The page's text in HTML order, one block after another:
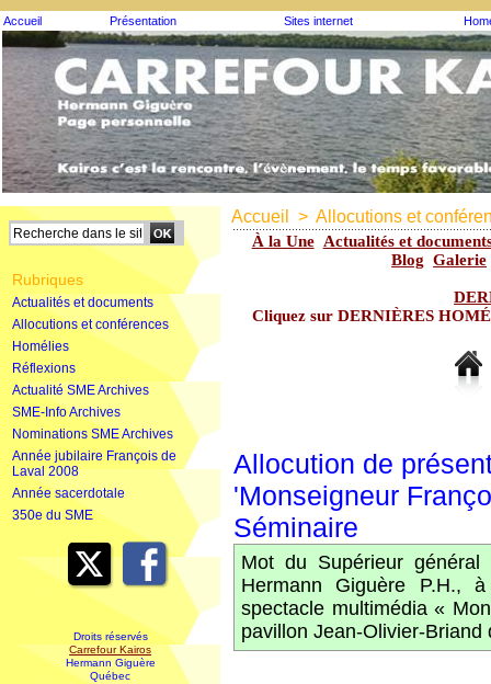
Accueil Présentation Sites internet
Rubriques
Actualités et documents
Allocutions et conférences
Homélies
Réflexions
Actualité SME Archives
SME-Info Archives
Nominations SME Archives
Année jubilaire François de
Laval 2008
Année sacerdotale
350e du SME
Droits réservés
Carrefour Kairos
Hermann Giguère
Québec
Accueil > Allocutions et
À la Une Actualités et
Blog Galerie
Cliquez sur DERNIÈRES
Allocution de
'Monseigneur
Séminaire
Mot du Supérieur général
Hermann Giguère P.H.,
spectacle multimédia «
pavillon Jean-Olivier-